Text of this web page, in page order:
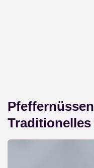
Traditionelles